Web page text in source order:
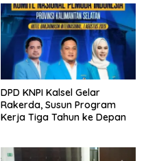
DPD KNPI Kalsel Gelar
Rakerda, Susun Program
Kerja Tiga Tahun ke Depan